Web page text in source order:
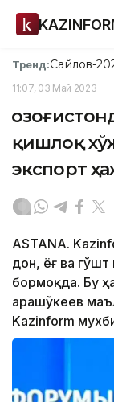
Тренд:Сайлов-
11:07, 03 Май 2023
қишлоқ
экспорт
ASTANA.
дон, ёғ ва
бормоқда. Бу
Қарашўкеев
Kazinform